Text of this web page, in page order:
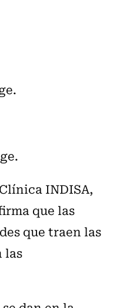
INDISA,
que las
que traen las
las